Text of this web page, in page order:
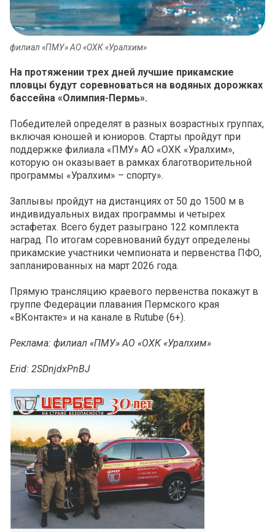
филиал «ПМУ» АО «ОХК «Уралхим»
На протяжении трех дней лучшие прикамские
пловцы будут соревноваться на водяных дорожках
бассейна «Олимпия-Пермь».
Победителей определят в разных возрастных группах,
включая юношей и юниоров. Старты пройдут при
поддержке филиала «ПМУ» АО «ОХК «Уралхим»,
которую он оказывает в рамках благотворительной
программы «Уралхим» – спорту».
Заплывы пройдут на дистанциях от 50 до 1500 м в
индивидуальных видах программы и четырех
эстафетах. Всего будет разыграно 122 комплекта
наград. По итогам соревнований будут определены
прикамские участники чемпионата и первенства ПФО,
запланированных на март 2026 года.
Прямую трансляцию краевого первенства покажут в
группе Федерации плавания Пермского края
«ВКонтакте» и на канале в Rutube (6+).
Реклама: филиал «ПМУ» АО «ОХК «Уралхим»
Erid: 2SDnjdxPnBJ